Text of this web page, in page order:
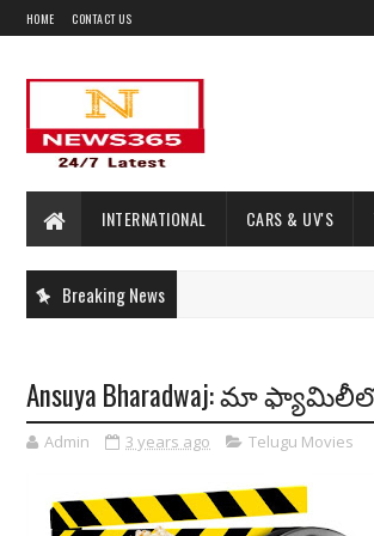
HOME CONTACT US
INTERNATIONAL CARS & UV'S
Breaking News
Ansuya Bharadwaj: మా
Admin 3 years ago Telugu Movies